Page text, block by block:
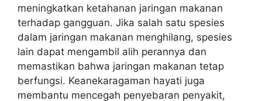
meningkatkan ketahanan jaringan makanan
terhadap gangguan. Jika salah satu spesies
dalam jaringan makanan menghilang, spesies
lain dapat mengambil alih perannya dan
memastikan bahwa jaringan makanan tetap
berfungsi. Keanekaragaman hayati juga
membantu mencegah penyebaran penyakit,